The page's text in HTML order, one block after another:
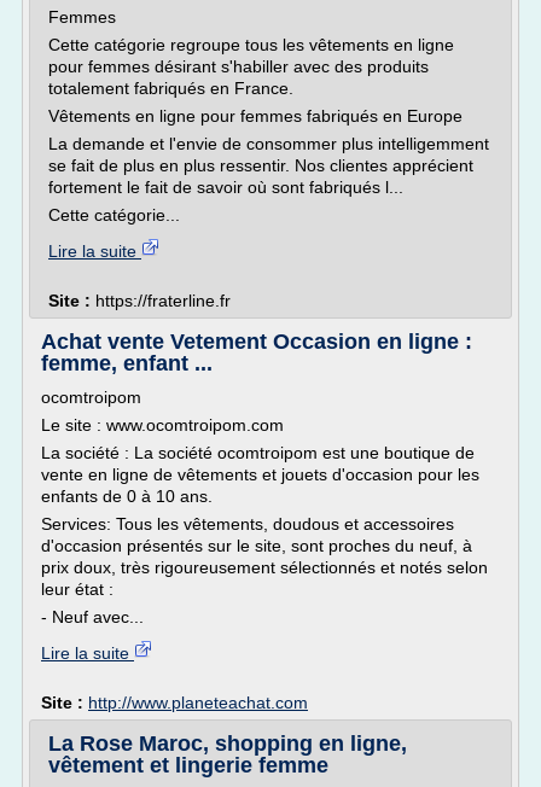
Femmes
Cette catégorie regroupe tous les vêtements en ligne
pour femmes désirant s'habiller avec des produits
totalement fabriqués en France.
Vêtements en ligne pour femmes fabriqués en Europe
La demande et l'envie de consommer plus intelligemment
se fait de plus en plus ressentir. Nos clientes apprécient
fortement le fait de savoir où sont fabriqués l...
Cette catégorie...
Lire la suite
Site : https://fraterline.fr
Achat vente Vetement Occasion en ligne :
femme, enfant ...
ocomtroipom
Le site : www.ocomtroipom.com
La société : La société ocomtroipom est une boutique de
vente en ligne de vêtements et jouets d'occasion pour les
enfants de 0 à 10 ans.
Services: Tous les vêtements, doudous et accessoires
d'occasion présentés sur le site, sont proches du neuf, à
prix doux, très rigoureusement sélectionnés et notés selon
leur état :
- Neuf avec...
Lire la suite
Site : http://www.planeteachat.com
La Rose Maroc, shopping en ligne,
vêtement et lingerie femme